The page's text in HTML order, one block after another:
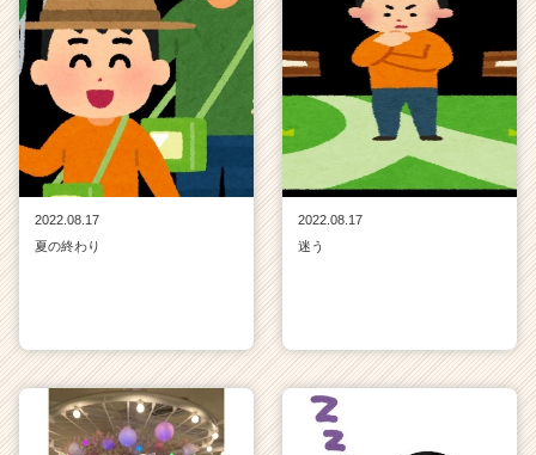
2022.08.17
夏の終わり
2022.08.17
迷う